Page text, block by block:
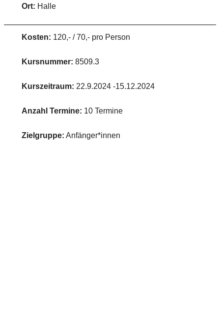
Ort: Halle
Kosten: 120,- / 70,- pro Person
Kursnummer: 8509.3
Kurszeitraum: 22.9.2024 -15.12.2024
Anzahl Termine: 10 Termine
Zielgruppe: Anfänger*innen